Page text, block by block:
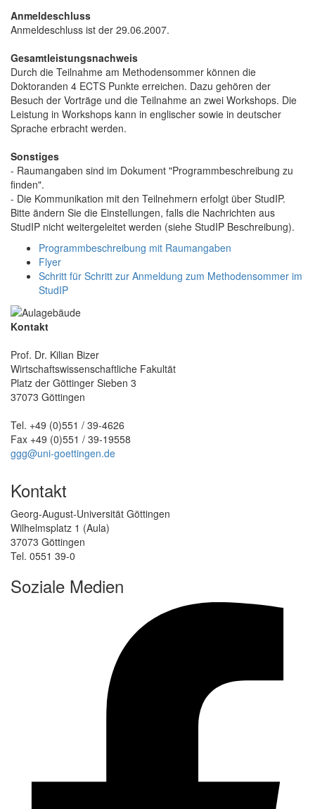
Anmeldeschluss
Anmeldeschluss ist der 29.06.2007.
Gesamtleistungsnachweis
Durch die Teilnahme am Methodensommer können die
Doktoranden 4 ECTS Punkte erreichen. Dazu gehören der
Besuch der Vorträge und die Teilnahme an zwei Workshops. Die
Leistung in Workshops kann in englischer sowie in deutscher
Sprache erbracht werden.
Sonstiges
- Raumangaben sind im Dokument "Programmbeschreibung zu
finden".
- Die Kommunikation mit den Teilnehmern erfolgt über StudIP.
Bitte ändern Sie die Einstellungen, falls die Nachrichten aus
StudIP nicht weitergeleitet werden (siehe StudIP Beschreibung).
Programmbeschreibung mit Raumangaben
Flyer
Schritt für Schritt zur Anmeldung zum Methodensommer im
StudIP
Kontakt
Prof. Dr. Kilian Bizer
Wirtschaftswissenschaftliche Fakultät
Platz der Göttinger Sieben 3
37073 Göttingen
Tel. +49 (0)551 / 39-4626
Fax +49 (0)551 / 39-19558
ggg@uni-goettingen.de
Kontakt
Georg-August-Universität Göttingen
Wilhelmsplatz 1 (Aula)
37073 Göttingen
Tel. 0551 39-0
Soziale Medien